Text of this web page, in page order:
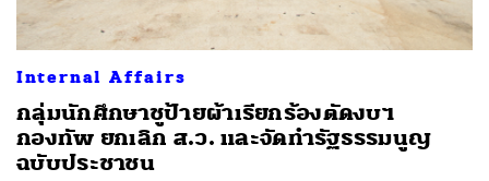
Internal Affairs
กลุ่มนักศึกษาชูป้ายผ้าเรียกร้องตัดงบฯ
กองทัพ ยกเลิก ส.ว. และจัดทำรัฐธรรมนูญ
ฉบับประชาชน